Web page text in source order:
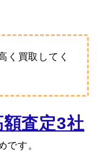
く買取してく
査定3社
です。